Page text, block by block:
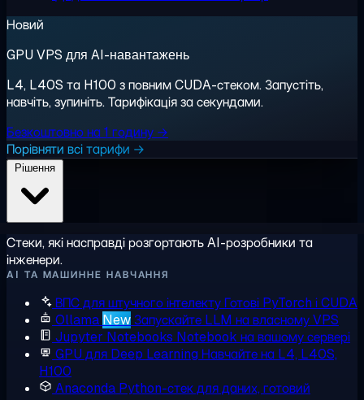
Новий
GPU VPS для AI-навантажень
L4, L40S та H100 з повним CUDA-стеком. Запустіть,
навчіть, зупиніть. Тарифікація за секундами.
Безкоштовно на 1 годину →
Порівняти всі тарифи →
Стеки, які насправді розгортають AI-розробники та
інженери.
AI ТА МАШИННЕ НАВЧАННЯ
ВПС для штучного інтелектуГотові PyTorch і CUDA
Ollama NewЗапускайте LLM на власному VPS
Jupyter Notebooks Notebook на вашому сервері
GPU для Deep Learning Навчайте на L4, L40S,
H100
Anaconda Python-стек для даних, готовий